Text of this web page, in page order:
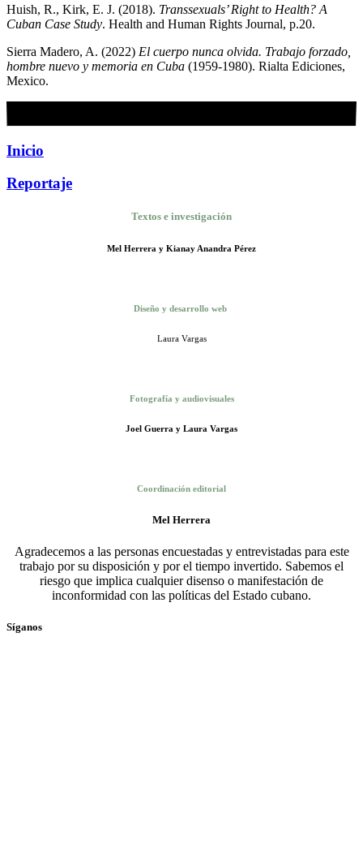
Huish, R., Kirk, E. J. (2018). Transsexuals’ Right to Health? A
Cuban Case Study. Health and Human Rights Journal, p.20.
Sierra Madero, A. (2022) El cuerpo nunca olvida. Trabajo forzado,
hombre nuevo y memoria en Cuba (1959-1980). Rialta Ediciones,
Mexico.
Inicio
Reportaje
Textos e investigación
Mel Herrera y Kianay Anandra Pérez
Diseño y desarrollo web
Laura Vargas
Fotografía y audiovisuales
Joel Guerra y Laura Vargas
Coordinación editorial
Mel Herrera
Agradecemos a las personas encuestadas y entrevistadas para este
trabajo por su disposición y por el tiempo invertido. Sabemos el
riesgo que implica cualquier disenso o manifestación de
inconformidad con las políticas del Estado cubano.
Síganos